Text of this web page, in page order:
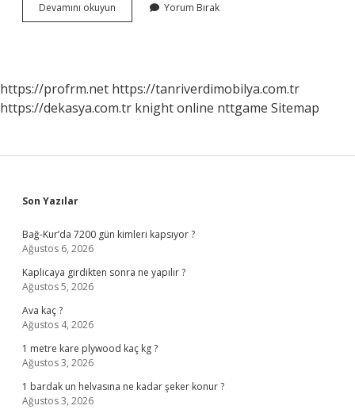
Devamını okuyun
Yıllık
Olur
Yorum Bırak
https://profrm.net https://tanriverdimobilya.com.tr
https://dekasya.com.tr knight online nttgame Sitemap
Sidebar
Son Yazılar
Bağ-Kur’da 7200 gün kimleri kapsıyor ?
Ağustos 6, 2026
Kaplicaya girdikten sonra ne yapılır ?
Ağustos 5, 2026
Ava kaç ?
Ağustos 4, 2026
1 metre kare plywood kaç kg ?
Ağustos 3, 2026
1 bardak un helvasına ne kadar şeker konur ?
Ağustos 3, 2026